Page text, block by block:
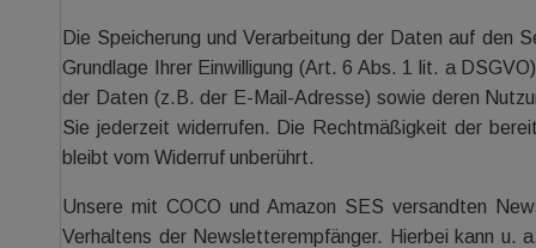
Die Speicherung und Verarbeitung der Daten auf den
Grundlage Ihrer Einwilligung (Art. 6 Abs. 1 lit. a
der Daten (z.B. der E-Mail-Adresse) sowie deren
Sie jederzeit widerrufen. Die Rechtmäßigkeit der
bleibt vom Widerruf unberührt.
Unsere mit COCO und Amazon SES versandten
Verhaltens der Newsletterempfänger. Hierbei kann u.